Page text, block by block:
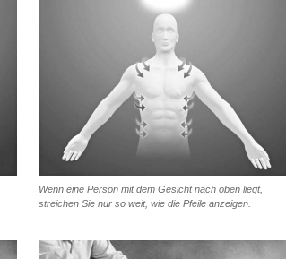
Wenn eine Person mit dem Gesicht nach oben liegt,
streichen Sie nur so weit, wie die Pfeile anzeigen.